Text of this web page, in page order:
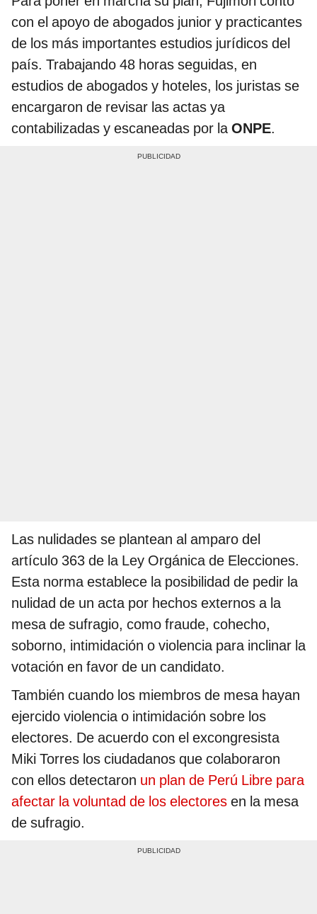
con el apoyo de abogados junior y practicantes
de los más importantes estudios jurídicos del
país. Trabajando 48 horas seguidas, en
estudios de abogados y hoteles, los juristas se
encargaron de revisar las actas ya
contabilizadas y escaneadas por laONPE.
Las nulidades se plantean al amparo del
artículo 363 de la Ley Orgánica de Elecciones.
Esta norma establece la posibilidad de pedir la
nulidad de un acta por hechos externos a la
mesa de sufragio, como fraude, cohecho,
soborno, intimidación o violencia para inclinar la
votación en favor de un candidato.
También cuando los miembros de mesa hayan
ejercido violencia o intimidación sobre los
electores. De acuerdo con el excongresista
Miki Torres los ciudadanos que colaboraron
con ellos detectaron un plan de Perú Libre para
afectar la voluntad de los electores en la mesa
de sufragio.